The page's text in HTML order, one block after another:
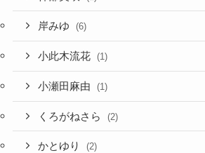
岸みゆ (6)
小此木流花 (1)
小瀬田麻由 (1)
くろがねさら (2)
かとゆり (2)